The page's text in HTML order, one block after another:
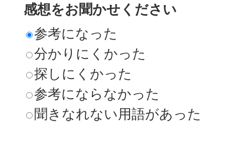
感想をお聞かせください
参考になった
分かりにくかった
探しにくかった
参考にならなかった
聞きなれない用語があった